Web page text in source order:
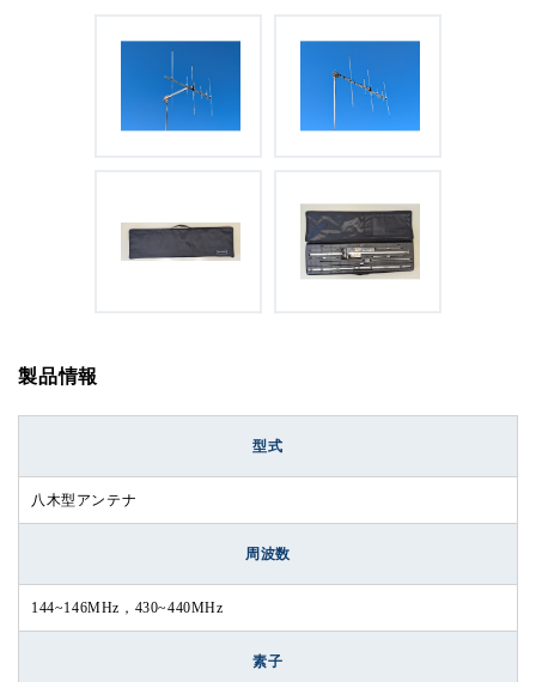
製品情報
型式
八木型アンテナ
周波数
144~146MHz，430~440MHz
素子